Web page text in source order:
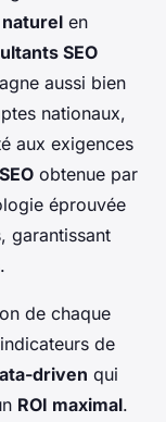
en
SEO
aussi bien
nationaux,
aux exigences
obtenue par
éprouvée
garantissant
de chaque
de
driven qui
ROI maximal.